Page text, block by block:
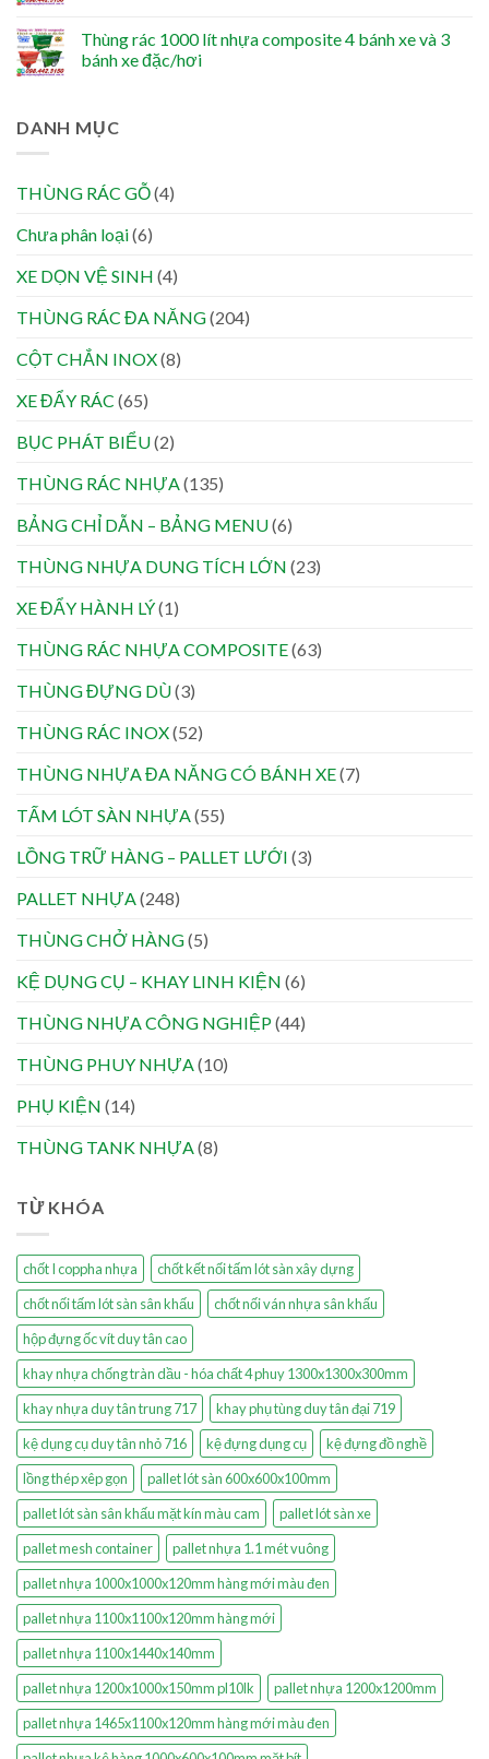
Thùng rác 1000 lít nhựa composite 4 bánh xe và 3
bánh xe đặc/hơi
DANH MỤC
THÙNG RÁC GỖ(4)
Chưa phân loại(6)
XE DỌN VỆ SINH (4)
THÙNG RÁC ĐA NĂNG(204)
CỘT CHẮN INOX(8)
XE ĐẨY RÁC (65)
BỤC PHÁT BIỂU(2)
THÙNG RÁC NHỰA(135)
BẢNG CHỈ DẪN – BẢNG MENU(6)
THÙNG NHỰA DUNG TÍCH LỚN (23)
XE ĐẨY HÀNH LÝ(1)
THÙNG RÁC NHỰA COMPOSITE(63)
THÙNG ĐỰNG DÙ(3)
THÙNG RÁC INOX(52)
THÙNG NHỰA ĐA NĂNG CÓ BÁNH XE(7)
TẤM LÓT SÀN NHỰA(55)
LỒNG TRỮ HÀNG – PALLET LƯỚI (3)
PALLET NHỰA(248)
THÙNG CHỞ HÀNG(5)
KỆ DỤNG CỤ – KHAY LINH KIỆN (6)
THÙNG NHỰA CÔNG NGHIỆP(44)
THÙNG PHUY NHỰA(10)
PHỤ KIỆN (14)
THÙNG TANK NHỰA(8)
TỪ KHÓA
chốt I coppha nhựa
chốt kết nối tấm lót sàn xây dựng
chốt nối tấm lót sàn sân khấu
chốt nối ván nhựa sân khấu
hộp đựng ốc vít duy tân cao
khay nhựa chống tràn dầu - hóa chất 4 phuy 1300x1300x300mm
khay nhựa duy tân trung 717
khay phụ tùng duy tân đại 719
kệ dụng cụ duy tân nhỏ 716
kệ đựng dụng cụ
kệ đựng đồ nghề
lồng thép xêp gọn
pallet lót sàn 600x600x100mm
pallet lót sàn sân khấu mặt kín màu cam
pallet lót sàn xe
pallet mesh container
pallet nhựa 1.1 mét vuông
pallet nhựa 1000x1000x120mm hàng mới màu đen
pallet nhựa 1100x1100x120mm hàng mới
pallet nhựa 1100x1440x140mm
pallet nhựa 1200x1000x150mm pl10lk
pallet nhựa 1200x1200mm
pallet nhựa 1465x1100x120mm hàng mới màu đen